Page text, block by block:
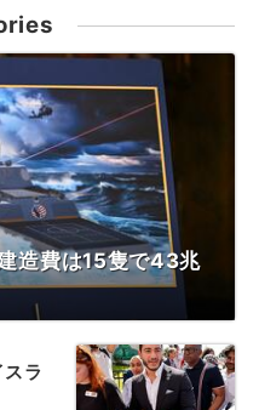
造費は15隻で43兆
ラ